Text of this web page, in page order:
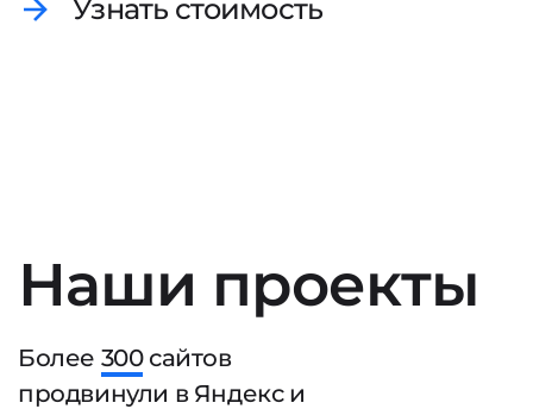
Узнать стоимость
Наши проекты
Более 300сайтов
продвинули в Яндекс и